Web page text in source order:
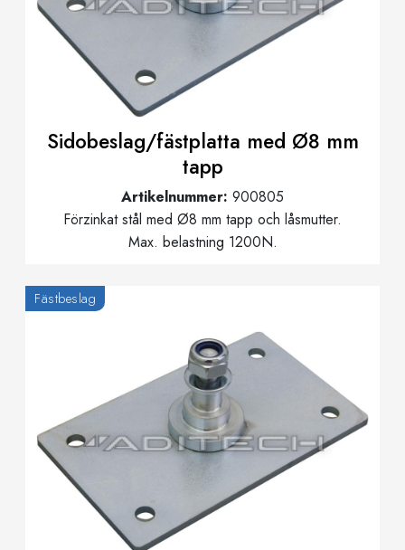
Sidobeslag/fästplatta med Ø8 mm
tapp
Artikelnummer: 900805
Förzinkat stål med Ø8 mm tapp och låsmutter.
Max. belastning 1200N.
Fästbeslag